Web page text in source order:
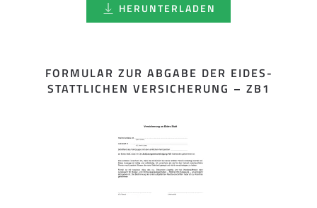
HERUNTERLADEN
FORMULAR ZUR ABGABE DER EIDES­
STATTLICHEN VERSICHERUNG – ZB1